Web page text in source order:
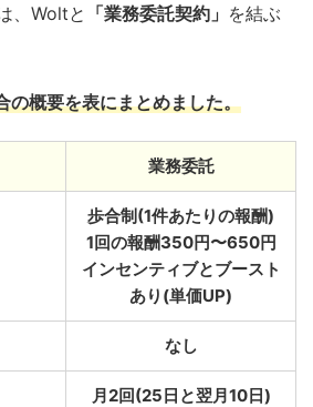
、Woltと 「業務委託契約」 を結ぶ
の概要を表にまとめました。
業務委託
歩合制(1件あたりの報酬)
1回の報酬350円〜650円
インセンティブとブースト
あり(単価UP)
なし
月2回(25日と翌月10日)